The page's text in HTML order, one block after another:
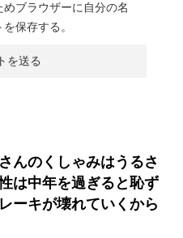
ブラウザーに自分の名
保存する。
んのくしゃみはうるさ
は中年を過ぎると恥ず
ーキが壊れていくから